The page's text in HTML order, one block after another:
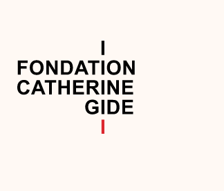
contenu
principal